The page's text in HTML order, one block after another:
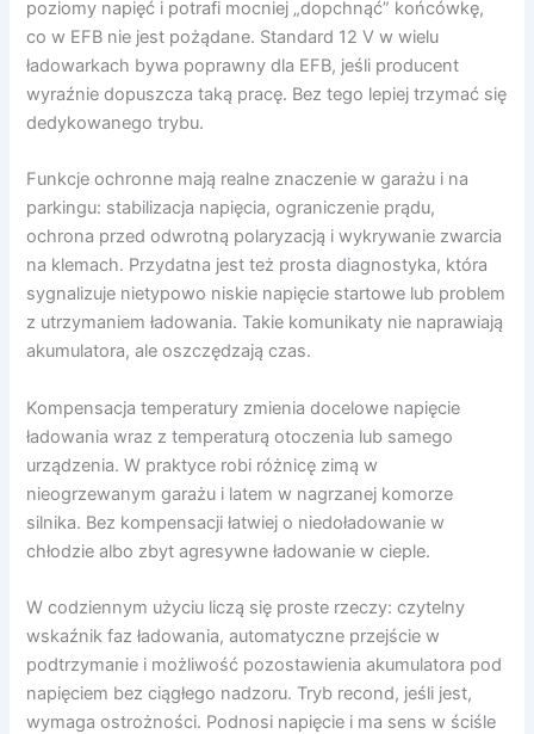
poziomy napięć i potrafi mocniej „dopchnąć” końcówkę,
co w EFB nie jest pożądane. Standard 12 V w wielu
ładowarkach bywa poprawny dla EFB, jeśli producent
wyraźnie dopuszcza taką pracę. Bez tego lepiej trzymać się
dedykowanego trybu.
Funkcje ochronne mają realne znaczenie w garażu i na
parkingu: stabilizacja napięcia, ograniczenie prądu,
ochrona przed odwrotną polaryzacją i wykrywanie zwarcia
na klemach. Przydatna jest też prosta diagnostyka, która
sygnalizuje nietypowo niskie napięcie startowe lub problem
z utrzymaniem ładowania. Takie komunikaty nie naprawiają
akumulatora, ale oszczędzają czas.
Kompensacja temperatury zmienia docelowe napięcie
ładowania wraz z temperaturą otoczenia lub samego
urządzenia. W praktyce robi różnicę zimą w
nieogrzewanym garażu i latem w nagrzanej komorze
silnika. Bez kompensacji łatwiej o niedoładowanie w
chłodzie albo zbyt agresywne ładowanie w cieple.
W codziennym użyciu liczą się proste rzeczy: czytelny
wskaźnik faz ładowania, automatyczne przejście w
podtrzymanie i możliwość pozostawienia akumulatora pod
napięciem bez ciągłego nadzoru. Tryb recond, jeśli jest,
wymaga ostrożności. Podnosi napięcie i ma sens w ściśle